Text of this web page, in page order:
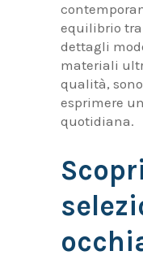
equilibrio
dettagli
materiali
qualità,
esprimere
quotidiana.